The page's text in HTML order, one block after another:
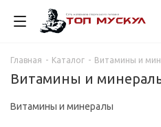
Главная - Каталог - Витамины и
Витамины и
Витамины и минералы